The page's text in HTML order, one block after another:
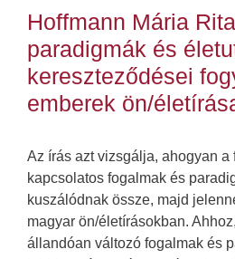
Hoffmann Mária
paradigmák és
kereszteződései
emberek ön/
Az írás azt vizsgálja, ahogyan a
kapcsolatos fogalmak és
kuszálódnak össze, majd
magyar ön/életírásokban.
állandóan változó fogalmak és